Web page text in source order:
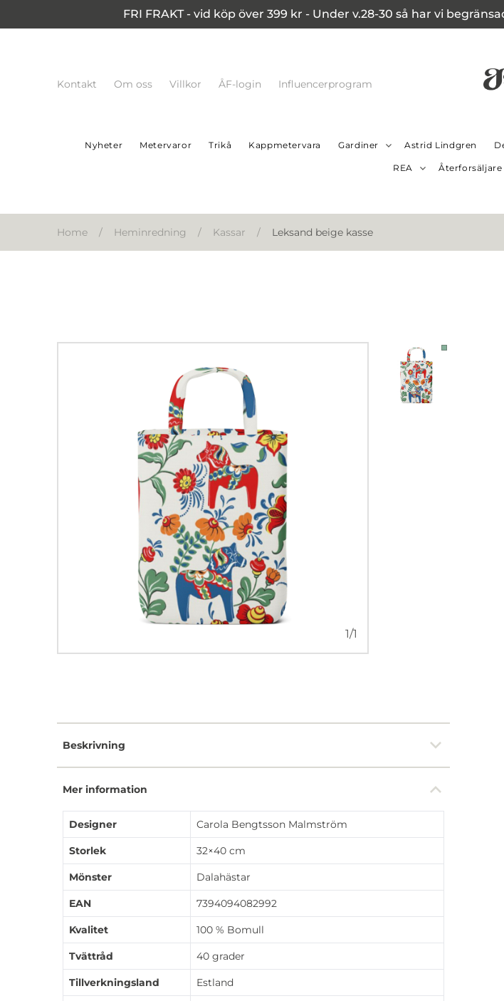
FRI FRAKT - vid köp över 399 kr - Under v.28-30 så har vi
Kontakt Om oss Villkor ÅF-login Influencerprogram
Nyheter Metervaror Trikå Kappmetervara Gardiner Astrid Lindgren
REA Återforsäljare
Home / Heminredning / Kassar / Leksand beige kasse
1/1
Beskrivning
Mer information
Designer Carola Bengtsson Malmström
Storlek 32×40 cm
Mönster Dalahästar
EAN 7394094082992
Kvalitet 100 % Bomull
Tvättråd 40 grader
Tillverkningsland Estland